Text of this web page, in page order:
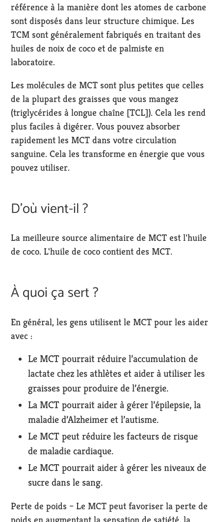
référence à la manière dont les atomes de carbone
sont disposés dans leur structure chimique. Les
TCM sont généralement fabriqués en traitant des
huiles de noix de coco et de palmiste en
laboratoire.
Les molécules de MCT sont plus petites que celles
de la plupart des graisses que vous mangez
(triglycérides à longue chaîne [TCL]). Cela les rend
plus faciles à digérer. Vous pouvez absorber
rapidement les MCT dans votre circulation
sanguine. Cela les transforme en énergie que vous
pouvez utiliser.
D'où vient-il ?
La meilleure source alimentaire de MCT est l'huile
de coco. L'huile de coco contient des MCT.
À quoi ça sert ?
En général, les gens utilisent le MCT pour les aider
avec :
Le MCT pourrait réduire l’accumulation de
lactate chez les athlètes et aider à utiliser les
graisses pour produire de l’énergie.
La MCT pourrait aider à gérer l’épilepsie, la
maladie d’Alzheimer et l’autisme.
Le MCT peut réduire les facteurs de risque
de maladie cardiaque.
Le MCT pourrait aider à gérer les niveaux de
sucre dans le sang.
Perte de poids – Le MCT peut favoriser la perte de
poids en augmentant la sensation de satiété, la